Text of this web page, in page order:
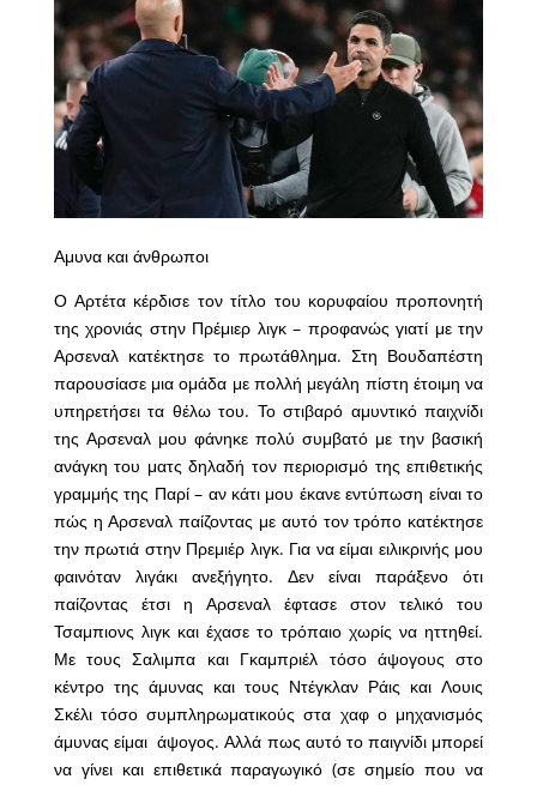
Αμυνα και άνθρωποι
Ο Αρτέτα κέρδισε τον τίτλο του κορυφαίου προπονητή
της χρονιάς στην Πρέμιερ λιγκ – προφανώς γιατί με την
Αρσεναλ κατέκτησε το πρωτάθλημα. Στη Βουδαπέστη
παρουσίασε μια ομάδα με πολλή μεγάλη πίστη έτοιμη να
υπηρετήσει τα θέλω του. Το στιβαρό αμυντικό παιχνίδι
της Αρσεναλ μου φάνηκε πολύ συμβατό με την βασική
ανάγκη του ματς δηλαδή τον περιορισμό της επιθετικής
γραμμής της Παρί – αν κάτι μου έκανε εντύπωση είναι το
πώς η Αρσεναλ παίζοντας με αυτό τον τρόπο κατέκτησε
την πρωτιά στην Πρεμιέρ λιγκ. Για να είμαι ειλικρινής μου
φαινόταν λιγάκι ανεξήγητο. Δεν είναι παράξενο ότι
παίζοντας έτσι η Αρσεναλ έφτασε στον τελικό του
Τσαμπιονς λιγκ και έχασε το τρόπαιο χωρίς να ηττηθεί.
Με τους Σαλιμπα και Γκαμπριέλ τόσο άψογους στο
κέντρο της άμυνας και τους Ντέγκλαν Ράις και Λουις
Σκέλι τόσο συμπληρωματικούς στα χαφ ο μηχανισμός
άμυνας είμαι άψογος. Αλλά πως αυτό το παιγνίδι μπορεί
να γίνει και επιθετικά παραγωγικό (σε σημείο που να